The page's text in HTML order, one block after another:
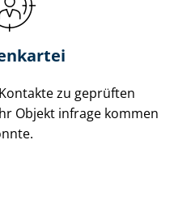
zu geprüften
Objekt infrage kommen